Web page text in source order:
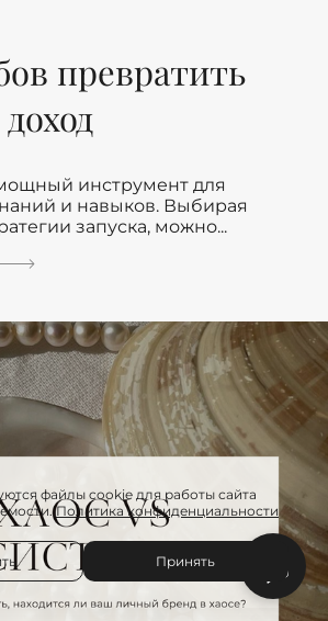
превратить
инструмент для
и навыков. Выбирая
запуска, можно...
файлы cookie для работы сайта
Политика конфиденциальности
Принять